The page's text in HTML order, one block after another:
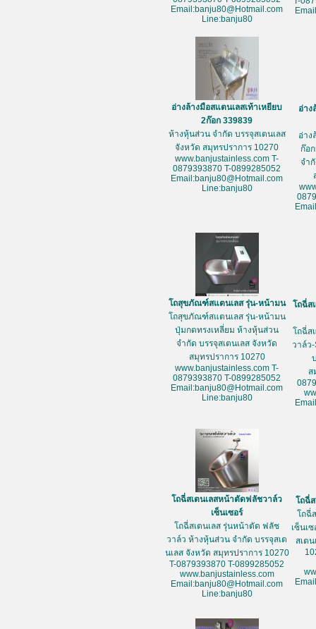
Email:banju80@Hotmail.com
Line:banju80
อ่างล้างมือสแตนเลสเท้าเหยียบ
2ก๊อก 339839
ห้างหุ้นส่วน จำกัด บรรจุสเตนเลส
จังหวัด สมุทรปราการ 10270
www.banjustainless.com T-
0879393870 T-0899285052
Email:banju80@Hotmail.com
Line:banju80
อ่าง
อ่าง
ก๊อ
จำ
โถสุขภัณฑ์สแตนเลส รุ่น-หน้ามน
โถสุขภัณฑ์สแตนเลส รุ่น-หน้ามน
ปุ่มกดทรงเหลี่ยม ห้างหุ้นส่วน
จำกัด บรรจุสเตนเลส จังหวัด
สมุทรปราการ 10270
www.banjustainless.com T-
0879393870 T-0899285052
Email:banju80@Hotmail.com
Line:banju80
โถฉี่ส
โถฉี่ส
วาล์ว
ส
โถฉี่สเตนเลสหน้าตัดฟลัชวาล์ว
เซ็นเซอร์
โถฉี่สเตนเลส รุ่นหน้าตัด ฟลัช
วาล์ว ห้างหุ้นส่วน จำกัด บรรจุสเต
นเลส จังหวัด สมุทรปราการ 10270
T-0879393870 T-0899285052
www.banjustainless.com
Email:banju80@Hotmail.com
Line:banju80
โถฉี่
โถฉี่
เซ็นเ
สเต